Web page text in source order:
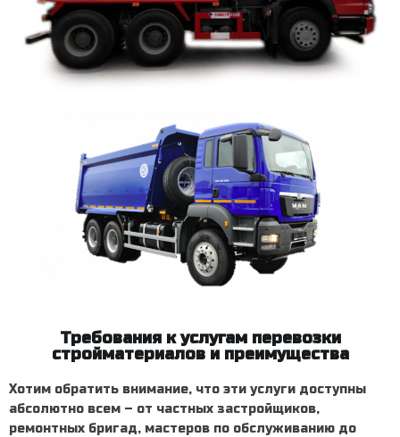
Требования к услугам перевозки
стройматериалов и преимущества
Хотим обратить внимание, что эти услуги доступны
абсолютно всем – от частных застройщиков,
ремонтных бригад, мастеров по обслуживанию до